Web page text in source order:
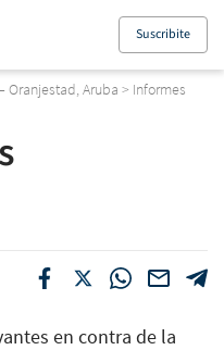
Suscribite
Oranjestad, Aruba > Informes
en contra de la